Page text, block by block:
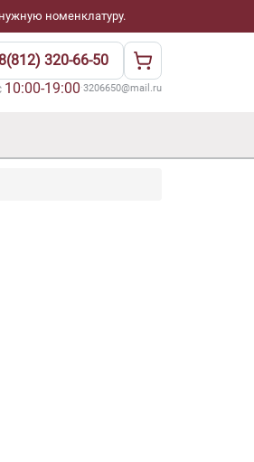
номенклатуру.
8(812) 320-66-50
10:00-19:00·3206650@mail.ru